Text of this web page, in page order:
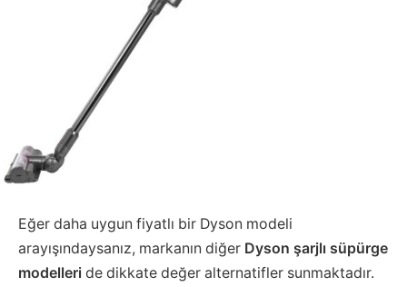
Eğer daha uygun fiyatlı bir Dyson modeli
arayışındaysanız, markanın diğer Dyson şarjlı süpürge
modelleri de dikkate değer alternatifler sunmaktadır.